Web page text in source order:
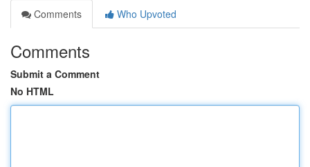
Comments
Who Upvoted
Comments
Submit a Comment
No HTML